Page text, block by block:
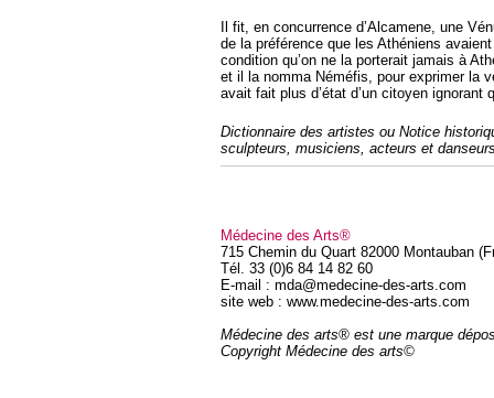
Il fit, en concurrence d’Alcamene, une
de la préférence que les Athéniens
condition qu’on ne la porterait jamais à
et il la nomma Néméfis, pour exprimer la
avait fait plus d’état d’un citoyen ignorant
Dictionnaire des artistes ou Notice
sculpteurs, musiciens, acteurs et
Médecine des Arts®
715 Chemin du Quart 82000 Montauban
Tél. 33 (0)6 84 14 82 60
E-mail : mda@medecine-des-arts.com
site web : www.medecine-des-arts.com
Médecine des arts® est une marque
Copyright Médecine des arts©